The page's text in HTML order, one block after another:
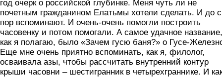
год очерк о российской глубинке. Меня чуть ли не
почетным гражданином Елатьмы хотели сделать. И до
пор вспоминают. И очень-очень помогли построить
часовенку и потом помогали. А самое удачное название,
как я полагаю, было «Зачем гусю баня?» о Гусе-
Еще мне очень приятно вспоминать, как я, филолог,
осваивала азы, чтобы рассчитать внутренний контур
крыши часовни – шестигранник в четырехграннике. И